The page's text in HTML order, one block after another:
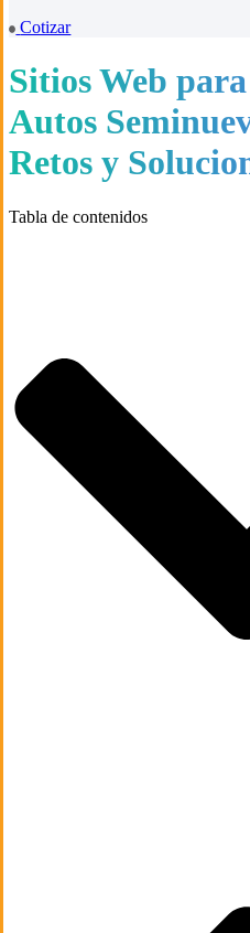
Cotizar
Sitios Web
Autos
Retos y
Tabla de contenidos